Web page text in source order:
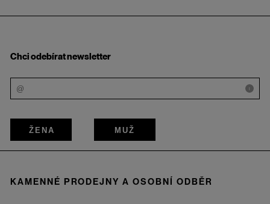
Chci odebírat newsletter
i
ŽENA MUŽ
KAMENNÉ PRODEJNY A OSOBNÍ ODBĚR